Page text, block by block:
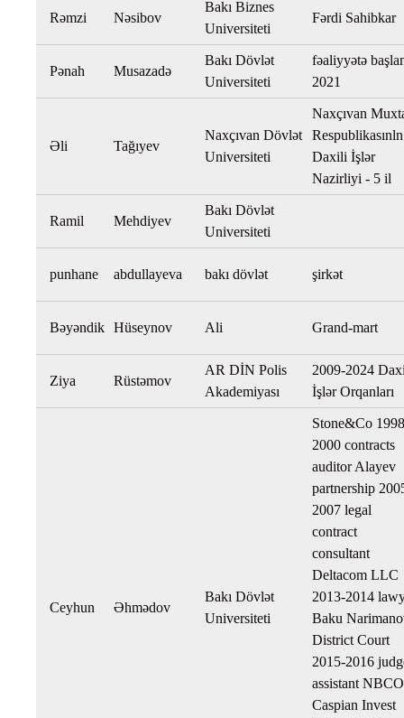
Rəmzi Nəsibov
Bakı Biznes
Universiteti
Fərdi Sahibkar
Pənah Musazadə
Bakı Dövlət
Universiteti
fəaliyyətə
2021
Əli Tağıyev
Naxçıvan Dövlət
Universiteti
Naxçıvan
Respublikasınln
Daxili İşlər
Nazirliyi - 5 il
Ramil Mehdiyev
Bakı Dövlət
Universiteti
punhane abdullayeva bakı dövlət şirkət
Bəyəndik Hüseynov Ali Grand-mart
Ziya Rüstəmov
AR DİN Polis
Akademiyası
2009-2024
İşlər Orqanları
Ceyhun Əhmədov
Bakı Dövlət
Universiteti
Stone&Co
2000 contracts
auditor Alayev
partnership
2007 legal
contract
consultant
Deltacom LLC
2013-2014
Baku
District Court
2015-2016
assistant NBCO
Caspian Invest